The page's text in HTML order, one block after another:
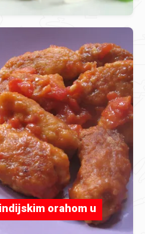
orahom u